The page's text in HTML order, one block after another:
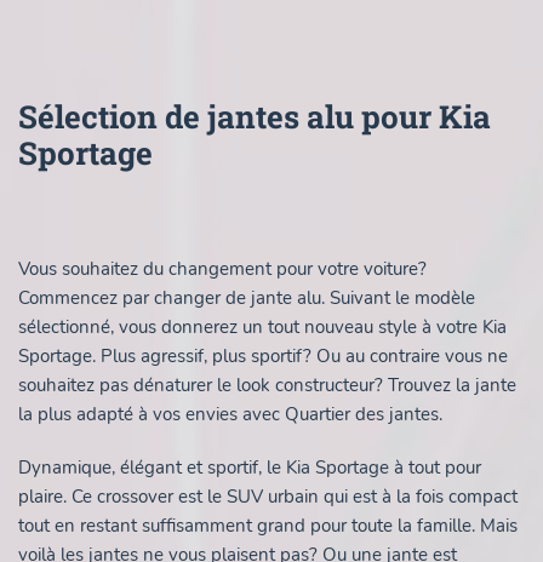
Sélection de jantes alu pour Kia
Sportage
Vous souhaitez du changement pour votre voiture?
Commencez par changer de jante alu. Suivant le modèle
sélectionné, vous donnerez un tout nouveau style à votre Kia
Sportage. Plus agressif, plus sportif? Ou au contraire vous ne
souhaitez pas dénaturer le look constructeur? Trouvez la jante
la plus adapté à vos envies avec Quartier des jantes.
Dynamique, élégant et sportif, le Kia Sportage à tout pour
plaire. Ce crossover est le SUV urbain qui est à la fois compact
tout en restant suffisamment grand pour toute la famille. Mais
voilà les jantes ne vous plaisent pas? Ou une jante est